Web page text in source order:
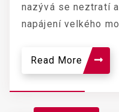
nazývá se neztratí
napájení velkého
Read More